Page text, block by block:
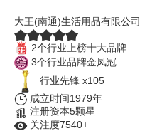
大王(南通)生活用品有限公司
2个行业上榜十大品牌
3个行业品牌金凤冠
行业先锋 x105
成立时间1979年
注册资本5颗星
关注度7540+